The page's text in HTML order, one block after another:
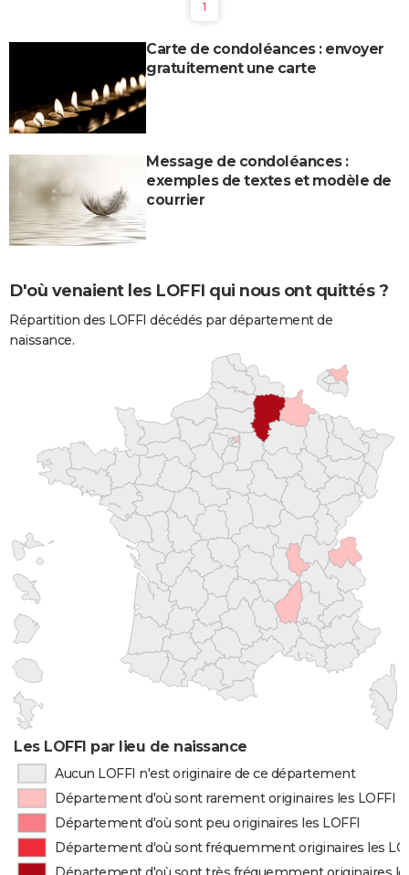
1
Carte de condoléances : envoyer
gratuitement une carte
Message de condoléances :
exemples de textes et modèle de
courrier
D'où venaient les LOFFI qui nous ont quittés ?
Répartition des LOFFI décédés par département de
naissance.
Les LOFFI par lieu de naissance
Aucun LOFFI n'est originaire de ce département
Département d'où sont rarement originaires les LOFFI
Département d'où sont peu originaires les LOFFI
Département d'où sont fréquemment originaires les